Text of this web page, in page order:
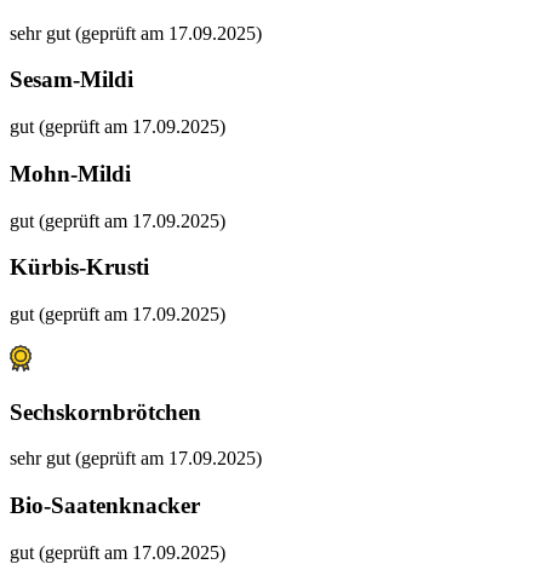
sehr gut (geprüft am 17.09.2025)
Sesam-Mildi
gut (geprüft am 17.09.2025)
Mohn-Mildi
gut (geprüft am 17.09.2025)
Kürbis-Krusti
gut (geprüft am 17.09.2025)
Sechskornbrötchen
sehr gut (geprüft am 17.09.2025)
Bio-Saatenknacker
gut (geprüft am 17.09.2025)